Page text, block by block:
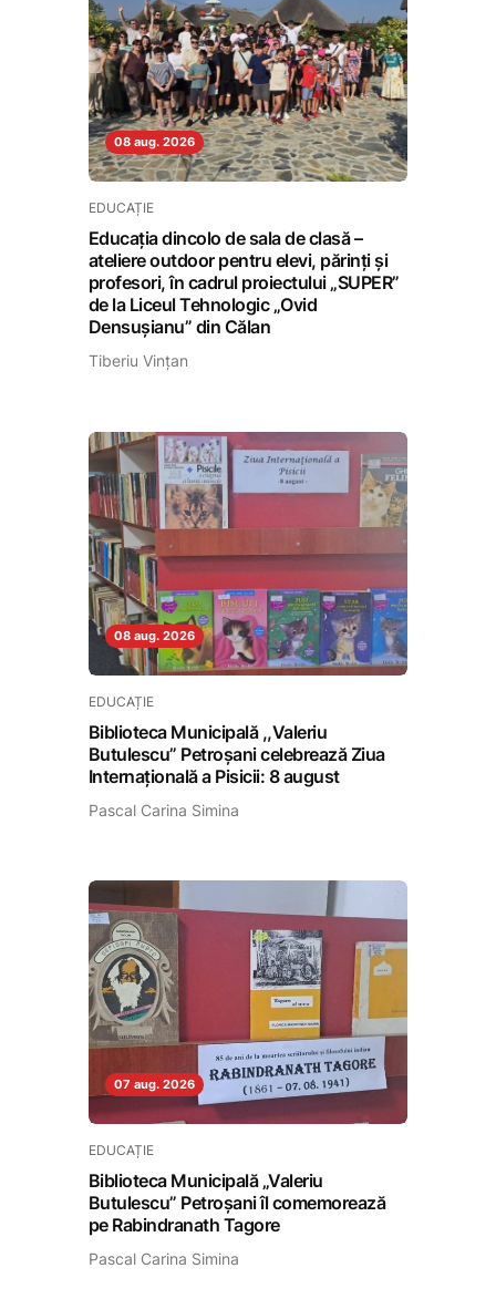
08 aug. 2026
EDUCAȚIE
Educația dincolo de sala de clasă –
ateliere outdoor pentru elevi, părinți și
profesori, în cadrul proiectului „SUPER”
de la Liceul Tehnologic „Ovid
Densușianu” din Călan
Tiberiu Vințan
08 aug. 2026
EDUCAȚIE
Biblioteca Municipală ,,Valeriu
Butulescu” Petroșani celebrează Ziua
Internațională a Pisicii: 8 august
Pascal Carina Simina
07 aug. 2026
EDUCAȚIE
Biblioteca Municipală „Valeriu
Butulescu” Petroșani îl comemorează
pe Rabindranath Tagore
Pascal Carina Simina